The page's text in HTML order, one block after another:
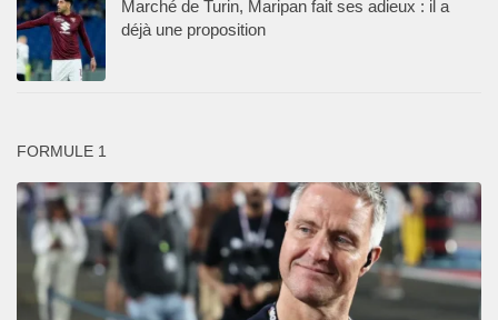
Marché de Turin, Maripan fait ses adieux : il a
déjà une proposition
FORMULE 1